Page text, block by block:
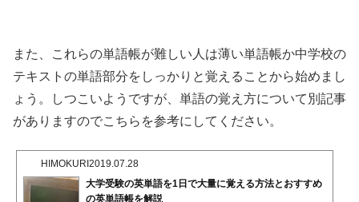
また、これらの単語帳が難しい人は薄い単語帳か中学校の
テキストの単語部分をしっかりと覚えることから始めまし
ょう。しつこいようですが、単語の覚え方について別記事
がありますのでこちらを参考にしてください。
HIMOKURI 2019.07.28
大学受験の英単語を1日で大量に覚える方法とおすすめ
の英単語帳を解説